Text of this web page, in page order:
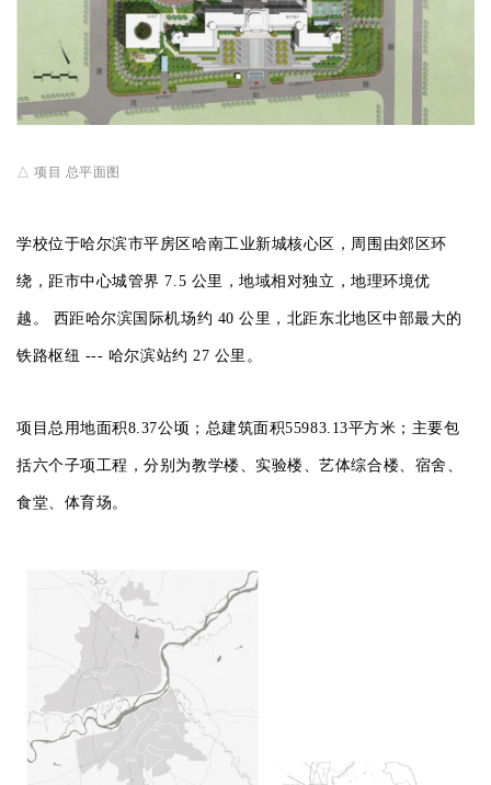
△ 项目 总平面图
学校位于哈尔滨市平房区哈南工业新城核心区，周围由郊区环
绕，距市中心城管界 7.5 公里，地域相对独立，地理环境优
越。 西距哈尔滨国际机场约 40 公里，北距东北地区中部最大的
铁路枢纽 --- 哈尔滨站约 27 公里。
项目总用地面积8.37公顷；总建筑面积55983.13平方米；主要包
括六个子项工程，分别为教学楼、实验楼、艺体综合楼、宿舍、
食堂、体育场。